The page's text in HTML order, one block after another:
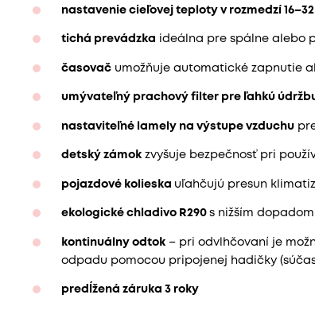
nastavenie cieľovej teploty v rozmedzí 16–32
tichá prevádzka ideálna pre spálne alebo
časovačumožňuje automatické zapnutie
umývateľný prachový filter pre ľahkú
nastaviteľné lamely na výstupe vzduchu
detský zámokzvyšuje bezpečnosť pri
pojazdové kolieska uľahčujú presun
ekologické chladivo R290 s nižším
kontinuálny odtok– pri odvlhčovaní je
odpadu pomocou pripojenej hadičky
predĺžená záruka 3 roky